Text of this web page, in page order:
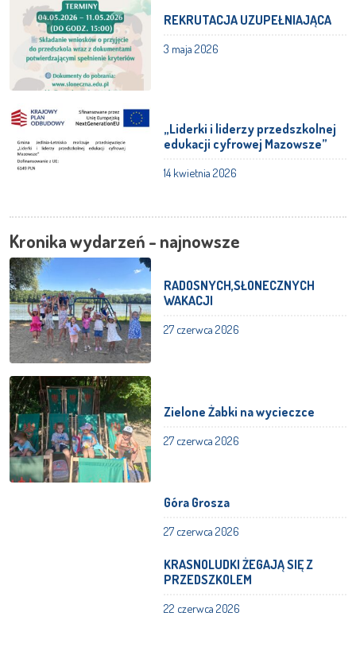
REKRUTACJA UZUPEŁNIAJĄCA
3 maja 2026
„Liderki i liderzy przedszkolnej
edukacji cyfrowej Mazowsze”
14 kwietnia 2026
Kronika wydarzeń - najnowsze
RADOSNYCH,SŁONECZNYCH
WAKACJI
27 czerwca 2026
Zielone Żabki na wycieczce
27 czerwca 2026
Góra Grosza
27 czerwca 2026
KRASNOLUDKI ŻEGAJĄ SIĘ Z
PRZEDSZKOLEM
22 czerwca 2026